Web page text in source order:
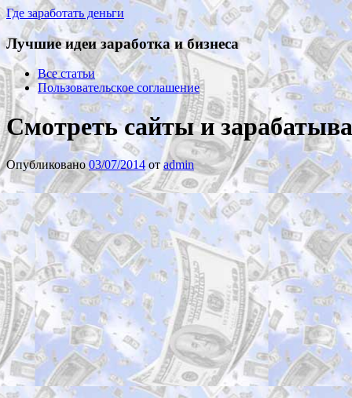
Где заработать деньги
Лучшие идеи заработка и бизнеса
Все статьи
Пользовательское соглашение
Смотреть сайты и
Опубликовано03/07/2014 отadmin